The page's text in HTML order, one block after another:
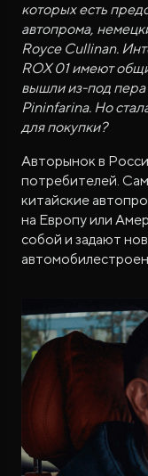
которых есть
автопрома,
Royce Cullinan.
ROX 01 имеют
вышли из-под
Pininfarina. Но
для покупки?
Авторынок в
потребителей.
китайские
на Европу или
собой и задают